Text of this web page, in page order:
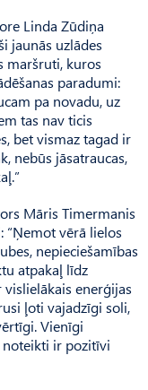
Linda Zūdiņa
jaunās uzlādes
maršruti, kuros
paradumi:
pa novadu, uz
tas nav ticis
bet vismaz tagad ir
nebūs jāsatraucas,
Māris Timermanis
“Ņemot vērā lielos
nepieciešamības
atpakaļ līdz
vislielākais enerģijas
ļoti vajadzīgi soli,
Vienīgi
noteikti ir pozitīvi